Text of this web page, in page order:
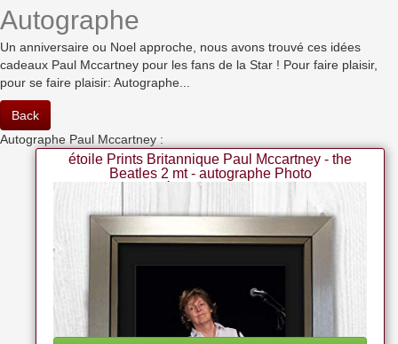
Autographe
Un anniversaire ou Noel approche, nous avons trouvé ces idées
cadeaux Paul Mccartney pour les fans de la Star ! Pour faire plaisir,
pour se faire plaisir: Autographe...
Back
Autographe Paul Mccartney :
étoile Prints Britannique Paul Mccartney - the
Beatles 2 mt - autographe Photo
A4 imprimé - cadeau De Noël 2018